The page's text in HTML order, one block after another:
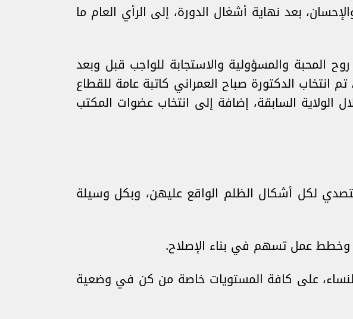
بعد نهاية أشغال الدورة، إلى الرأي العام ما
المحبة والمسؤولية والاستجابة للواجب قبل وبعد
انتخاب الدكتورة صباح العمراني كاتبة عامة للقطاع
الولاية السابقة، إضافة إلى انتخاب عضوات المكتب
لكل أشكال الظلم الواقع عليهن، وبكل وسيلة
وخطط عمل تسهم في بناء الإصلاح.
على كافة المستويات خاصة من كن في وضعية